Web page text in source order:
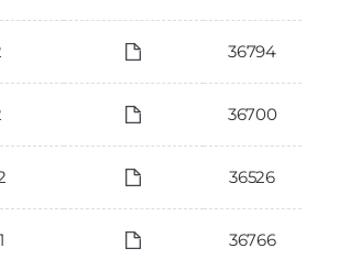
36794
36700
36526
36766